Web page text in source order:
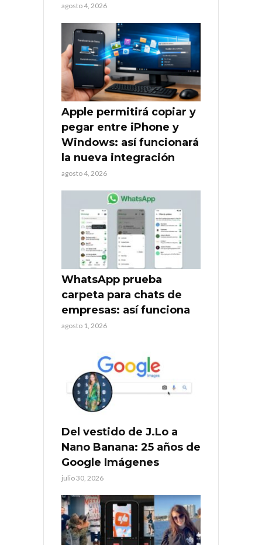
agosto 4, 2026
Apple permitirá copiar y
pegar entre iPhone y
Windows: así funcionará
la nueva integración
agosto 4, 2026
WhatsApp prueba
carpeta para chats de
empresas: así funciona
agosto 1, 2026
Del vestido de J.Lo a
Nano Banana: 25 años de
Google Imágenes
julio 30, 2026